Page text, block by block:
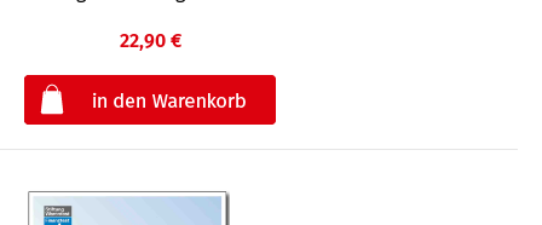
22,90 €